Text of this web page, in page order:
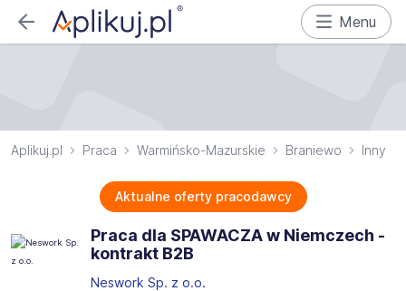
Menu
Aplikuj.pl Praca Warmińsko-Mazurskie Braniewo Inny
Aktualne oferty pracodawcy
Praca dla SPAWACZA w Niemczech -
kontrakt B2B
Neswork Sp. z o.o.